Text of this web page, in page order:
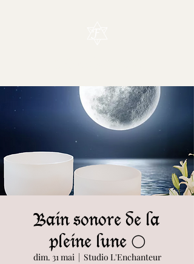
Bain sonore de la
pleine lune 🌕
dim. 31 mai
  |
Studio L'Enchanteur